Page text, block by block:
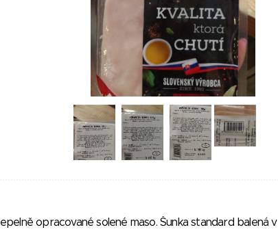
opracované solené maso. Šunka standard balená v